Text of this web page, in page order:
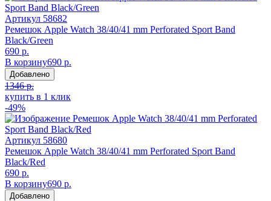
Артикул 58682
Ремешок Apple Watch 38/40/41 mm Perforated Sport Band
Black/Green
690 р.
В корзину690 р.
Добавлено
1346 р.
купить в 1 клик
-49%
Артикул 58680
Ремешок Apple Watch 38/40/41 mm Perforated Sport Band
Black/Red
690 р.
В корзину690 р.
Добавлено